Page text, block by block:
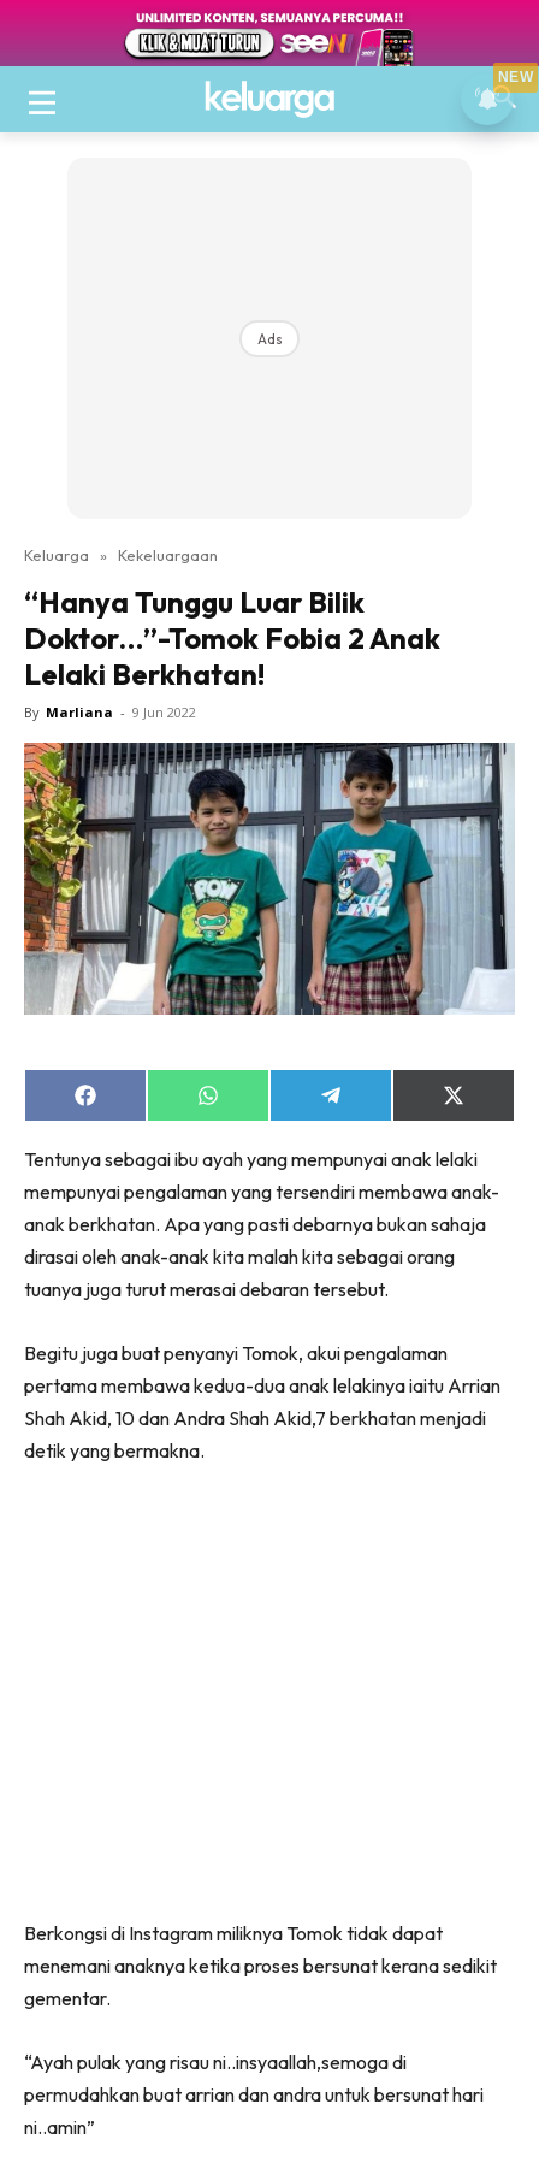
Ads
Keluarga » Kekeluargaan
“Hanya Tunggu Luar Bilik
Doktor…”-Tomok Fobia 2 Anak
Lelaki Berkhatan!
By Marliana - 9 Jun 2022
Share
on
Share
on
Share
on
Share
on
(Twitter)
Tentunya sebagai ibu ayah yang mempunyai anak lelaki
mempunyai pengalaman yang tersendiri membawa anak-
anak berkhatan. Apa yang pasti debarnya bukan sahaja
dirasai oleh anak-anak kita malah kita sebagai orang
tuanya juga turut merasai debaran tersebut.
Begitu juga buat penyanyi Tomok, akui pengalaman
pertama membawa kedua-dua anak lelakinya iaitu Arrian
Shah Akid, 10 dan Andra Shah Akid,7 berkhatan menjadi
detik yang bermakna.
Berkongsi di Instagram miliknya Tomok tidak dapat
menemani anaknya ketika proses bersunat kerana sedikit
gementar.
“Ayah pulak yang risau ni..insyaallah,semoga di
permudahkan buat arrian dan andra untuk bersunat hari
ni..amin”
NEW